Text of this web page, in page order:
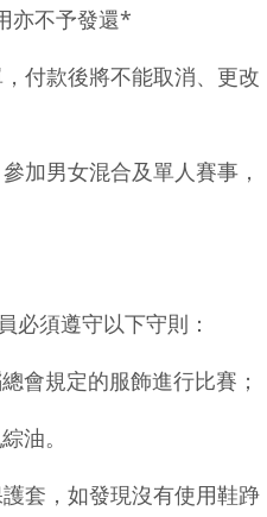
亦不予發還*
付款後將不能取消、更改
加男女混合及單人賽事，
必須遵守以下守則：
規定的服飾進行比賽；
油。
套，如發現沒有使用鞋踭